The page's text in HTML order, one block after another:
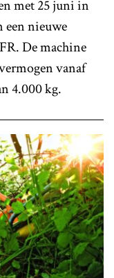
met 25 juni in
een nieuwe
De machine
vanaf
4.000 kg.